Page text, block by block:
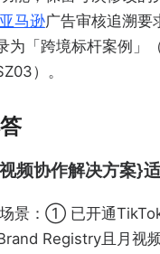
亚马逊广告审核追溯要
为「跨境标杆案例」
）。
频协作解决方案}
景：① 已开通
Registry且月视